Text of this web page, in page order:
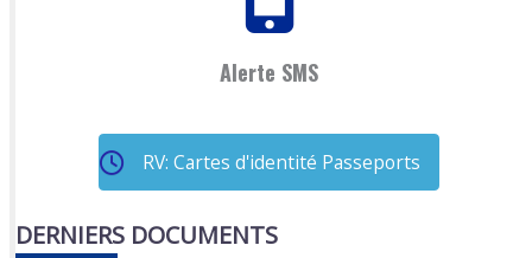
Alerte SMS
RV: Cartes d'identité Passeports
DERNIERS DOCUMENTS